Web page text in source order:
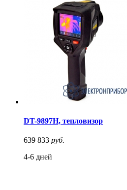
DT-9897H, тепловизор
639 833 руб.
4-6 дней